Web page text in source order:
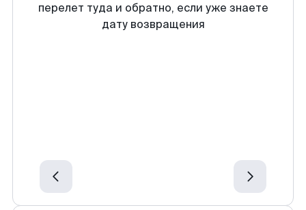
перелет туда и обратно, если уже знаете
дату возвращения